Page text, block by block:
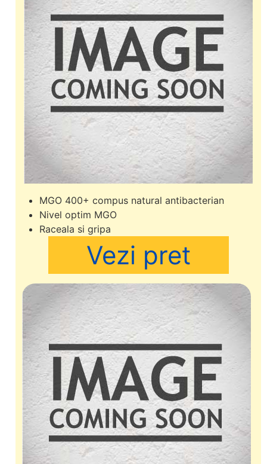
MGO 400+ compus natural antibacterian
Nivel optim MGO
Raceala si gripa
Vezi pret